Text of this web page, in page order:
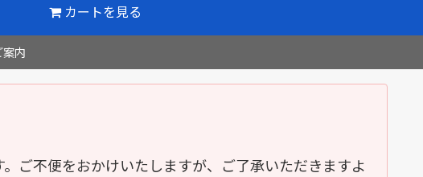
カートを見る
内
ご不便をおかけいたしますが、ご了承いただきますよ